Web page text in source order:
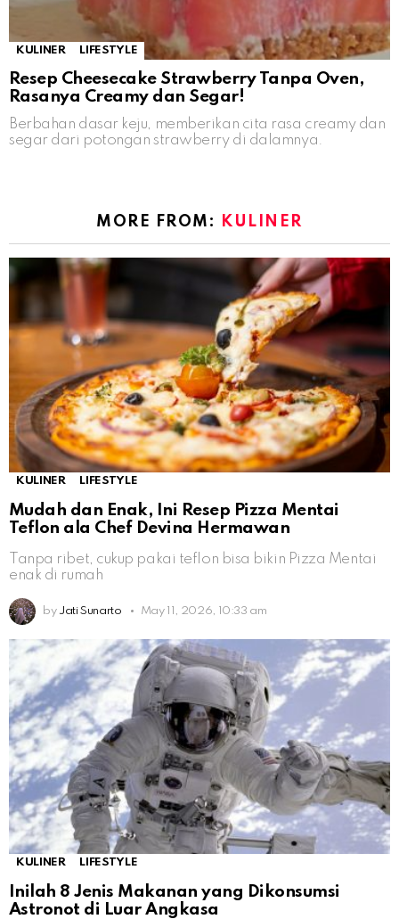
KULINER LIFESTYLE
Resep Cheesecake Strawberry Tanpa Oven,
Rasanya Creamy dan Segar!
Berbahan dasar keju, memberikan cita rasa creamy dan
segar dari potongan strawberry di dalamnya.
MORE FROM: KULINER
KULINER LIFESTYLE
Mudah dan Enak, Ini Resep Pizza Mentai
Teflon ala Chef Devina Hermawan
Tanpa ribet, cukup pakai teflon bisa bikin Pizza Mentai
enak di rumah
by Jati Sunarto May 11, 2026, 10:33 am
KULINER LIFESTYLE
Inilah 8 Jenis Makanan yang Dikonsumsi
Astronot di Luar Angkasa